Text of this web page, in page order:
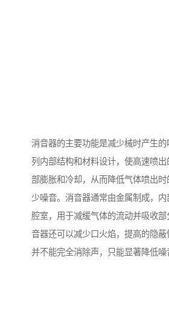
消音器的主要功能是减少械时产生
列内部结构和材料设计，使高速喷
部膨胀和冷却，从而降低气体喷出
少噪音。消音器通常由金属制成，
腔室，用于减缓气体的流动并吸收
音器还可以减少口火焰，提高的隐
并不能完全消除声，只能显著降低噪